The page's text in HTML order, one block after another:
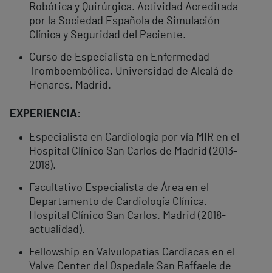
Robótica y Quirúrgica. Actividad Acreditada
por la Sociedad Española de Simulación
Clínica y Seguridad del Paciente.
Curso de Especialista en Enfermedad
Tromboembólica. Universidad de Alcalá de
Henares. Madrid.
EXPERIENCIA:
Especialista en Cardiología por vía MIR en el
Hospital Clínico San Carlos de Madrid (2013-
2018).
Facultativo Especialista de Área en el
Departamento de Cardiología Clínica.
Hospital Clínico San Carlos. Madrid (2018-
actualidad).
Fellowship en Valvulopatías Cardiacas en el
Valve Center del Ospedale San Raffaele de